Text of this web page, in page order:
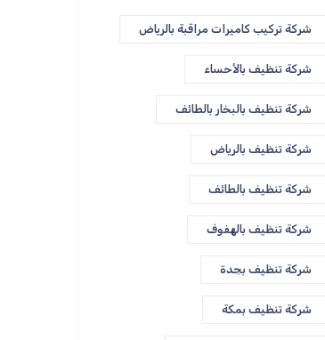
شركة تركيب كاميرات مراقبة بالرياض
شركة تنظيف بالأحساء
شركة تنظيف بالبخار بالطائف
شركة تنظيف بالرياض
شركة تنظيف بالطائف
شركة تنظيف بالهفوف
شركة تنظيف بجدة
شركة تنظيف بمكة